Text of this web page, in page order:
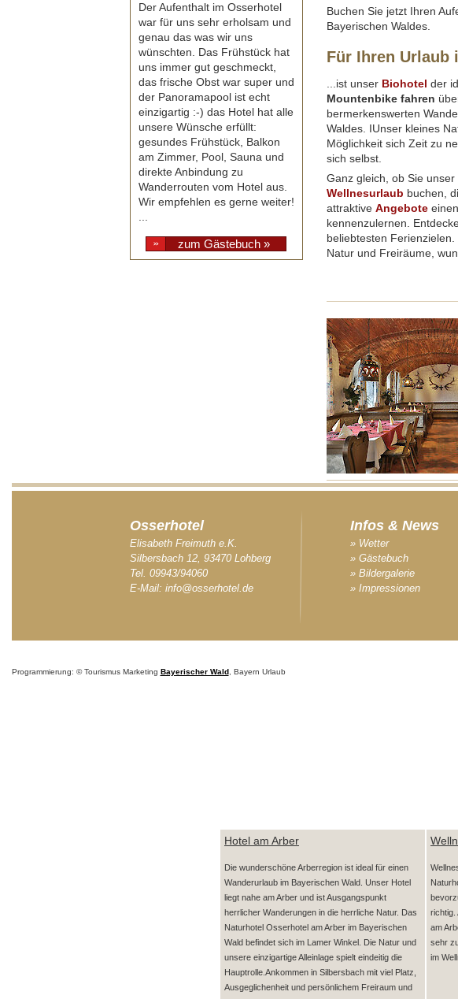
Der Aufenthalt im Osserhotel
war für uns sehr erholsam und
genau das was wir uns
wünschten. Das Frühstück hat
uns immer gut geschmeckt,
das frische Obst war super und
der Panoramapool ist echt
einzigartig :-) das Hotel hat alle
unsere Wünsche erfüllt:
gesundes Frühstück, Balkon
am Zimmer, Pool, Sauna und
direkte Anbindung zu
Wanderrouten vom Hotel aus.
Wir empfehlen es gerne weiter!
zum Gästebuch »
Buchen Sie jetzt Ihren
Bayerischen Waldes.
Für Ihren Urlaub
...ist unser Biohotel der
Mountenbike fahren
bermerkenswerten
Waldes. IUnser kleines
Möglichkeit sich Zeit zu
sich selbst.
Ganz gleich, ob Sie
Wellnesurlaub buchen,
attraktive Angebote
kennenzulernen.
beliebtesten
Natur und Freiräume,
Osserhotel
Elisabeth Freimuth e.K.
Silbersbach 12, 93470 Lohberg
Tel. 09943/94060
E-Mail: info@osserhotel.de
Infos & News
» Wetter
» Gästebuch
» Bildergalerie
» Impressionen
Programmierung: © Tourismus Marketing Bayerischer Wald, Bayern Urlaub
Hotel am Arber
Die wunderschöne Arberregion ist ideal für einen
Wanderurlaub im Bayerischen Wald. Unser Hotel
liegt nahe am Arber und ist Ausgangspunkt
herrlicher Wanderungen in die herrliche Natur. Das
Naturhotel Osserhotel am Arber im Bayerischen
Wald befindet sich im Lamer Winkel. Die Natur und
unsere einzigartige Alleinlage spielt eindeitig die
Hauptrolle.Ankommen in Silbersbach mit viel Platz,
Ausgeglichenheit und persönlichem Freiraum und
richtig.
am
sehr
im